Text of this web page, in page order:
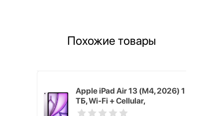
Похожие товары
Apple iPad Air 13 (M4, 2026) 1
ТБ, Wi-Fi + Cellular,
Фиолетовый (Purple)